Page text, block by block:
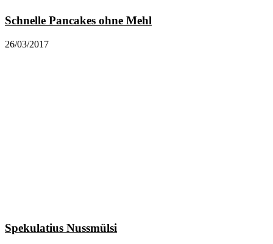
Schnelle Pancakes ohne Mehl
26/03/2017
Spekulatius Nussmülsi